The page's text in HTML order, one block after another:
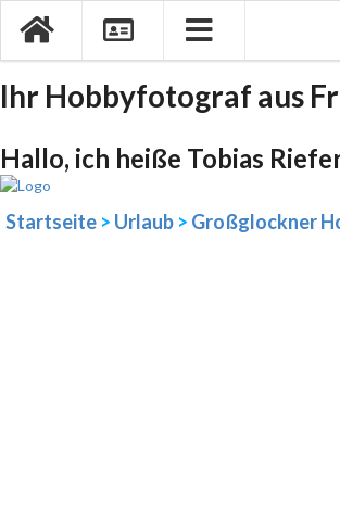
Ihr Hobbyfotograf aus
Hallo, ich heiße Tobias
Startseite > Urlaub > Großglockner